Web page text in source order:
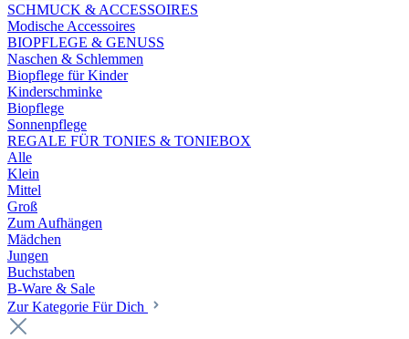
SCHMUCK & ACCESSOIRES
Modische Accessoires
BIOPFLEGE & GENUSS
Naschen & Schlemmen
Biopflege für Kinder
Kinderschminke
Biopflege
Sonnenpflege
REGALE FÜR TONIES & TONIEBOX
Alle
Klein
Mittel
Groß
Zum Aufhängen
Mädchen
Jungen
Buchstaben
B-Ware & Sale
Zur Kategorie Für Dich